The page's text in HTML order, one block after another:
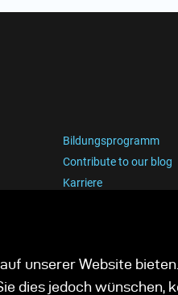
Bildungsprogramm
Contribute to our blog
Karriere
unserer Website
dies jedoch wünschen,